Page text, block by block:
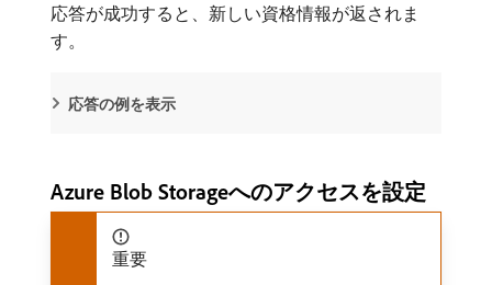
応答が成功すると、新しい資格情報が返されま
す。
応答の例を表示
Azure Blob Storageへのアクセスを設定
重要